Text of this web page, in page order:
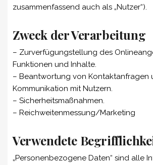
zusammenfassend auch als „Nutzer“).
Zweck der Verarbeitung
– Zurverfügungstellung des
Funktionen und Inhalte.
– Beantwortung von Kontaktanfragen
Kommunikation mit Nutzern.
– Sicherheitsmaßnahmen.
– Reichweitenmessung/Marketing
Verwendete
„Personenbezogene Daten“ sind alle